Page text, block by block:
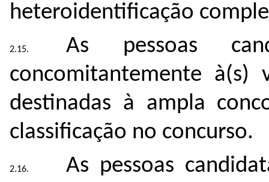
heteroidentificação
As pessoas
concomitantemente à(s)
destinadas à ampla
classificação no concurso.
As pessoas